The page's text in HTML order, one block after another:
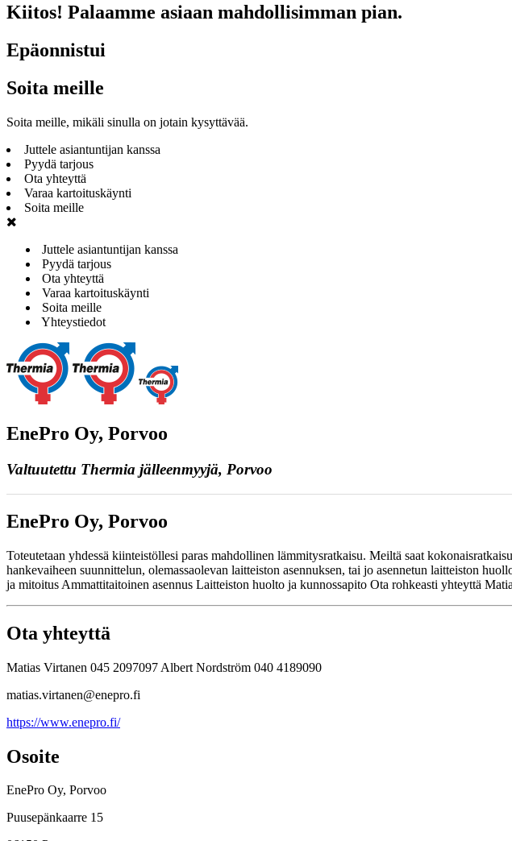
Kiitos! Palaamme asiaan mahdollisimman pian.
Epäonnistui
Soita meille
Soita meille, mikäli sinulla on jotain kysyttävää.
Juttele asiantuntijan kanssa
Pyydä tarjous
Ota yhteyttä
Varaa kartoituskäynti
Soita meille
Juttele asiantuntijan kanssa
Pyydä tarjous
Ota yhteyttä
Varaa kartoituskäynti
Soita meille
Yhteystiedot
EnePro Oy, Porvoo
Valtuutettu Thermia jälleenmyyjä, Porvoo
EnePro Oy, Porvoo
Toteutetaan yhdessä kiinteistöllesi paras mahdollinen lämmitysratkaisu. Meiltä saat
hankevaiheen suunnittelun, olemassaolevan laitteiston asennuksen, tai jo asennetun laitteiston
ja mitoitus Ammattitaitoinen asennus Laitteiston huolto ja kunnossapito Ota rohkeasti yhteyttä
Ota yhteyttä
Matias Virtanen 045 2097097 Albert Nordström 040 4189090
matias.virtanen@enepro.fi
https://www.enepro.fi/
Osoite
EnePro Oy, Porvoo
Puusepänkaarre 15